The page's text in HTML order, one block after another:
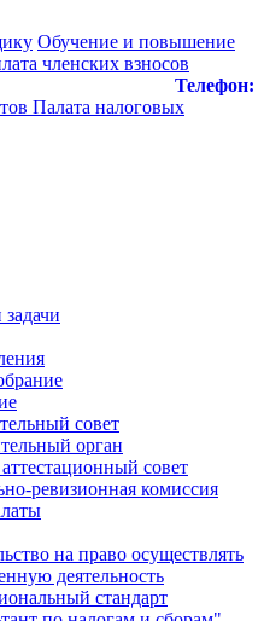
Обучение и повышение
членских взносов
Телефон:
Палата налоговых
совет
орган
совет
ревизионная комиссия
на право осуществлять
деятельность
стандарт